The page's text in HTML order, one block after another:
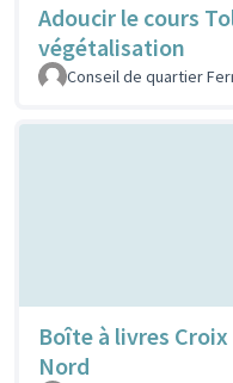
Adoucir le cours
végétalisation
Conseil de quartier
Boîte à livres
Nord